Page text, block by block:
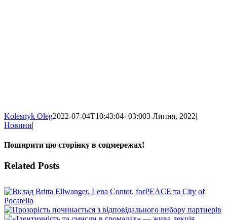
Kolesnyk Oleg2022-07-04T10:43:04+03:003 Липня, 2022|
Новини|
Поширити цю сторінку в соцмережах!
Facebook
X
WhatsApp
Telegram
Related Posts